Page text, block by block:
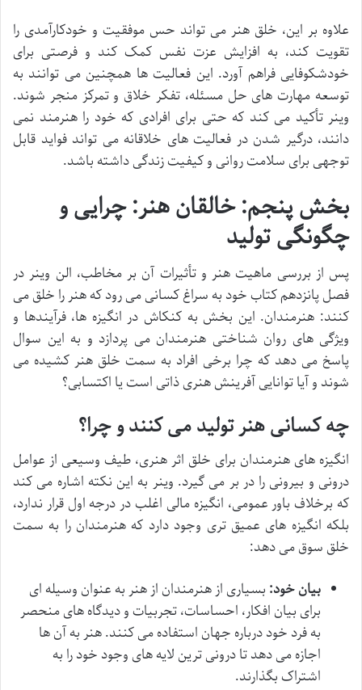
علاوه بر این، خلق هنر می تواند حس موفقیت و خودکارآمدی را
تقویت کند، به افزایش عزت نفس کمک کند و فرصتی برای
خودشکوفایی فراهم آورد. این فعالیت ها همچنین می توانند به
توسعه مهارت های حل مسئله، تفکر خلاق و تمرکز منجر شوند.
وینر تأکید می کند که حتی برای افرادی که خود را هنرمند نمی
دانند، درگیر شدن در فعالیت های خلاقانه می تواند فواید قابل
توجهی برای سلامت روانی و کیفیت زندگی داشته باشد.
بخش پنجم: خالقان هنر: چرایی و
چگونگی تولید
پس از بررسی ماهیت هنر و تأثیرات آن بر مخاطب، الن وینر در
فصل پانزدهم کتاب خود به سراغ کسانی می رود که هنر را خلق می
کنند: هنرمندان. این بخش به کنکاش در انگیزه ها، فرآیندها و
ویژگی های روان شناختی هنرمندان می پردازد و به این سوال
پاسخ می دهد که چرا برخی افراد به سمت خلق هنر کشیده می
شوند و آیا توانایی آفرینش هنری ذاتی است یا اکتسابی؟
چه کسانی هنر تولید می کنند و چرا؟
انگیزه های هنرمندان برای خلق اثر هنری، طیف وسیعی از عوامل
درونی و بیرونی را در بر می گیرد. وینر به این نکته اشاره می کند
که برخلاف باور عمومی، انگیزه مالی اغلب در درجه اول قرار ندارد،
بلکه انگیزه های عمیق تری وجود دارد که هنرمندان را به سمت
خلق سوق می دهد:
بیان خود: بسیاری از هنرمندان از هنر به عنوان وسیله ای
برای بیان افکار، احساسات، تجربیات و دیدگاه های منحصر
به فرد خود درباره جهان استفاده می کنند. هنر به آن ها
اجازه می دهد تا درونی ترین لایه های وجود خود را به
اشتراک بگذارند.